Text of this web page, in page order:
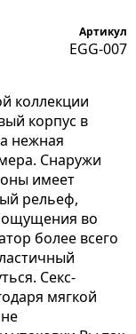
Артикул
EGG-007
коллекции
корпус в
нежная
Снаружи
имеет
рельеф,
ощущения во
более всего
Секс-
мягкой